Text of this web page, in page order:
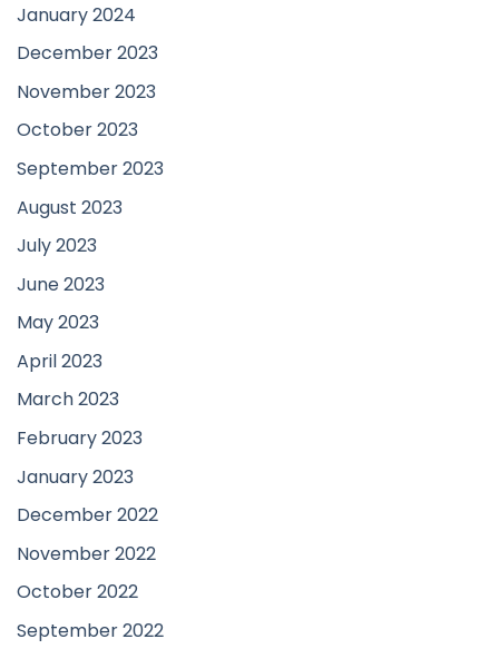
January 2024
December 2023
November 2023
October 2023
September 2023
August 2023
July 2023
June 2023
May 2023
April 2023
March 2023
February 2023
January 2023
December 2022
November 2022
October 2022
September 2022